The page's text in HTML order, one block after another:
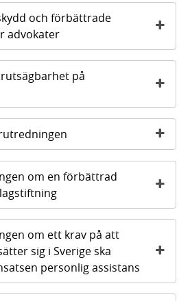
och förbättrade
advokater
på
om en förbättrad
om ett krav på att
sig i Sverige ska
personlig assistans